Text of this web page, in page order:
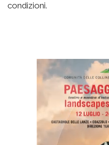
condizioni.